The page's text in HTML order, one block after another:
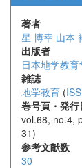
著者
星 博幸 山本
出版者
日本地学教育
雑誌
地学教育 (
巻号頁・発行
vol.68, no.4,
31)
参考文献数
30